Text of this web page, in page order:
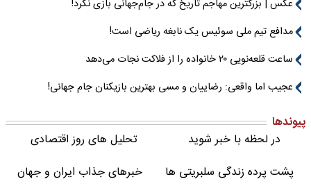
عکس | بزرگترین مهاجم تاریخ که در جام‌جهانی بازی نکرد!
مدافع تیم ملی سوئیس یک نابغه ریاضی است!
ساعت قلعه‌نویی ۲۰ خانواده را از فلاکت نجات می‌دهد
عجیب اما واقعی: رضاییان و مسی بهترین بازیکنان جام جهانی!
پیوندها
در لحظه با خبر شوید
تحلیل های روز اقتصادی
پشت پرده زندگی سلبریتی ها
خبرهای جذاب ایران و جهان